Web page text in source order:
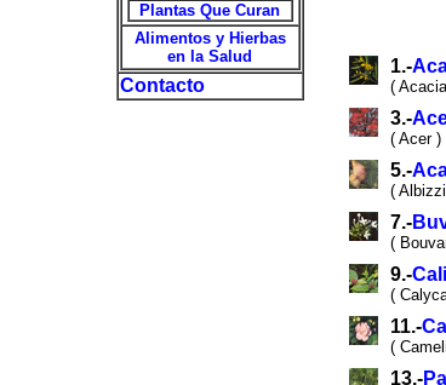
Plantas Que Curan
Alimentos y Hierbas
en la Salud
Contacto
1.-
(
3.-
( Acer )
5.-
(
7.-
(
9.-
(
11.-
(
13.-